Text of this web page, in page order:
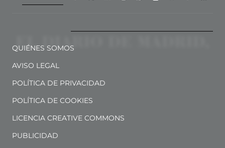
QUIÉNES SOMOS
AVISO LEGAL
POLÍTICA DE PRIVACIDAD
POLÍTICA DE COOKIES
LICENCIA CREATIVE COMMONS
PUBLICIDAD